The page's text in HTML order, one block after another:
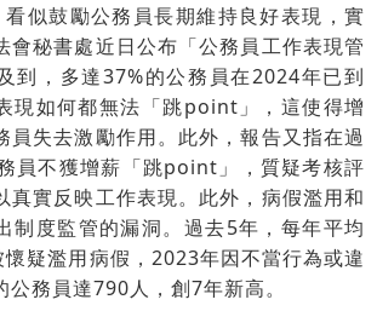
似鼓勵公務員長期維持良好表現，實
會秘書處近日公布「公務員工作表現管
到，多達37%的公務員在2024年已到
現如何都無法「跳point」，這使得增
員失去激勵作用。此外，報告又指在過
員不獲增薪「跳point」，質疑考核評
真實反映工作表現。此外，病假濫用和
制度監管的漏洞。過去5年，每年平均
疑濫用病假，2023年因不當行為或違
務員達790人，創7年新高。